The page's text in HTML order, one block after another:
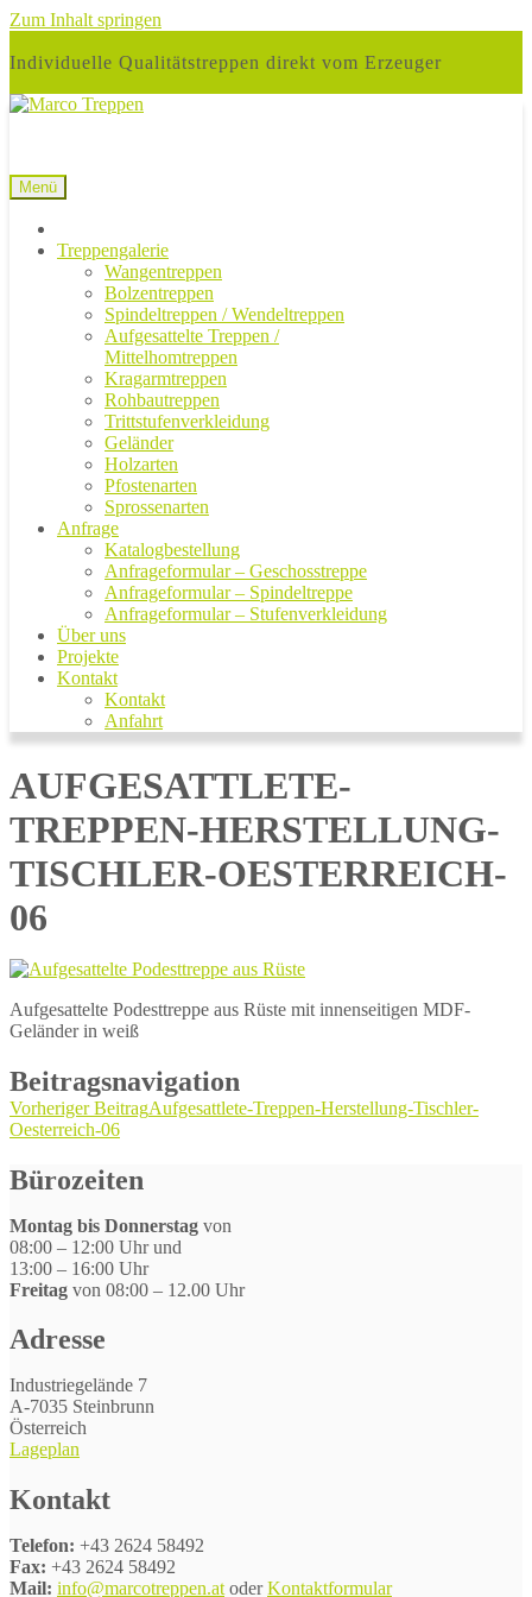
Zum Inhalt springen
Individuelle Qualitätstreppen direkt vom Erzeuger
Menü
Treppengalerie
Wangentreppen
Bolzentreppen
Spindeltreppen / Wendeltreppen
Aufgesattelte Treppen /
Mittelhomtreppen
Kragarmtreppen
Rohbautreppen
Trittstufenverkleidung
Geländer
Holzarten
Pfostenarten
Sprossenarten
Anfrage
Katalogbestellung
Anfrageformular – Geschosstreppe
Anfrageformular – Spindeltreppe
Anfrageformular – Stufenverkleidung
Über uns
Projekte
Kontakt
Kontakt
Anfahrt
AUFGESATTLETE-
TREPPEN-HERSTELLUNG-
TISCHLER-OESTERREICH-
06
Aufgesattelte Podesttreppe aus Rüste mit innenseitigen MDF-
Geländer in weiß
Beitragsnavigation
Vorheriger BeitragAufgesattlete-Treppen-Herstellung-Tischler-
Oesterreich-06
Bürozeiten
Montag bis Donnerstag von
08:00 – 12:00 Uhr und
13:00 – 16:00 Uhr
Freitag von 08:00 – 12.00 Uhr
Adresse
Industriegelände 7
A-7035 Steinbrunn
Österreich
Lageplan
Kontakt
Telefon: +43 2624 58492
Fax: +43 2624 58492
Mail: info@marcotreppen.at oderKontaktformular